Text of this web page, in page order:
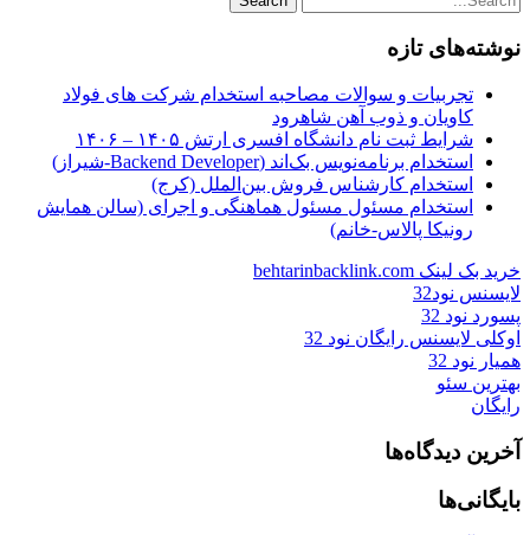
نوشته‌های تازه
تجربیات و سوالات مصاحبه استخدام شرکت های فولاد
کاویان و ذوب آهن شاهرود
شرایط ثبت نام دانشگاه افسری ارتش ۱۴۰۵ – ۱۴۰۶
استخدام برنامه‌نویس بک‌اند (Backend Developer-شیراز)
استخدام کارشناس فروش بین‌الملل (کرج)
استخدام مسئول مسئول هماهنگی و اجرای (سالن همایش
رونیکا پالاس-خانم)
خرید بک لینک behtarinbacklink.com
لایسنس نود32
پسورد نود 32
اوکلی لایسنس رایگان نود 32
همیار نود 32
بهترین سئو
رایگان
آخرین دیدگاه‌ها
بایگانی‌ها